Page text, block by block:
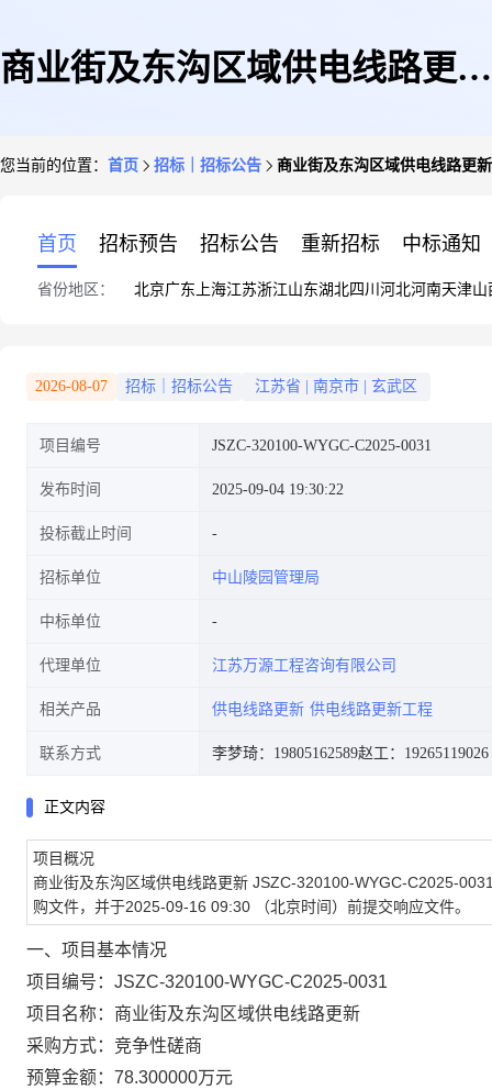
商业街及东沟区域供电线路更新
您当前的位置： 首页 招标｜招标公告 商业街及东沟区域供电线路更
首页 招标预告 招标公告 重新招标 中标通知
省份地区： 北京广东 上海江苏浙江山东湖北四川 河北河南天津山
2026-08-07 招标｜招标公告 江苏省 南京市 玄武区
项目编号 JSZC-320100-WYGC-C2025-0031
发布时间 2025-09-04 19:30:22
投标截止时间
招标单位 中山陵园管理局
中标单位
代理单位 江苏万源工程咨询有限公司
相关产品 供电线路更新 供电线路更新工程
联系方式 李梦琦：19805162589赵工：19265119026
正文内容
项目概况
商业街及东沟区域供电线路更新 JSZC-320100-WYGC-C2025-
购文件，并于2025-09-16 09:30 （北京时间）前提交响应文件。
一、项目基本情况
项目编号： JSZC-320100-WYGC-C2025-0031
项目名称： 商业街及东沟区域供电线路更新
采购方式： 竞争性磋商
预算金额： 78.300000万元